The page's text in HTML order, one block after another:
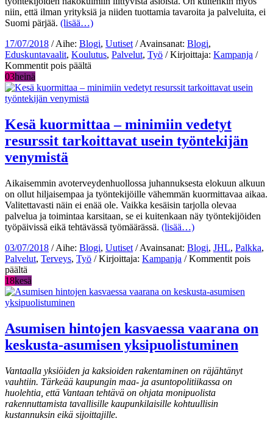
eikä
siitä
useinkaan
riittävästi
palkkaakaan
niin, että ilman yrityksiä ja niiden tuottamia tavaroita ja palveluita, ei
Suomi pärjää. (lisää…)
17/07/2018 / Aihe: Blogi, Uutiset/ Avainsanat: Blogi,
Eduskuntavaalit, Koulutus, Palvelut, Työ / Kirjoittaja: Kampanja /
Kommentit pois päältä
luo
03heinä
Kesä kuormittaa – minimiin vedetyt
resurssit tarkoittavat usein työntekijän
venymistä
Aikaisemmin avoterveydenhuollossa juhannuksesta elokuun alkuun
on ollut hiljaisempaa ja työntekijöille vähemmän kuormittavaa aikaa.
Valitettavasti näin ei enää ole. Vaikka kesäisin tarjolla olevaa
palvelua ja toimintaa karsitaan, se ei kuitenkaan näy työntekijöiden
työpäivissä eikä tehtävässä työmäärässä. (lisää…)
03/07/2018 / Aihe: Blogi, Uutiset / Avainsanat: Blogi, JHL, Palkka,
Palvelut, Terveys, Työ / Kirjoittaja: Kampanja /Kommentit pois
päältä
Kesä
kuormittaa
–
vedetyt
resurssit
tarkoittavat
työntekijän
venymistä
18kesä
Asumisen hintojen kasvaessa vaarana on
keskusta-asumisen yksipuolistuminen
Vantaalla yksiöiden ja kaksioiden rakentaminen on räjähtänyt
vauhtiin. Tärkeää kaupungin maa- ja asuntopolitiikassa on
huolehtia, että Vantaan tehtävä on ohjata monipuolista
rakennuttamista tavallisille kaupunkilaisille kohtuullisin
kustannuksin eikä sijoittajille.